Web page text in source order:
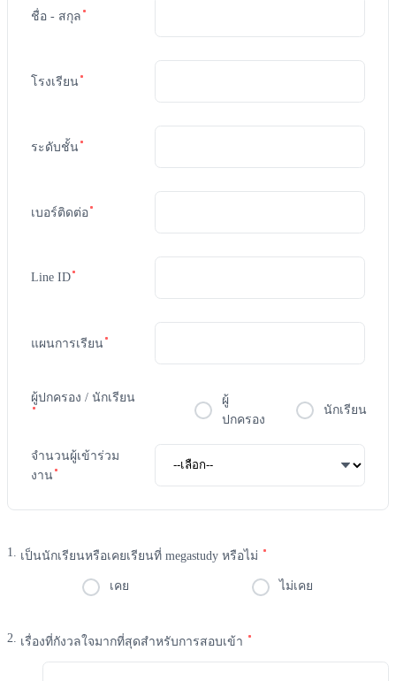
ชื่อ - สกุล
โรงเรียน
ระดับชั้น
เบอร์ติดต่อ
Line ID
แผนการเรียน
ผู้ปกครอง / นักเรียน
ผู้
ปกครอง
นักเรียน
จำนวนผู้เข้าร่วม
งาน
เป็นนักเรียนหรือเคยเรียนที่ megastudy หรือไม่
เคย ไม่เคย
เรื่องที่กังวลใจมากที่สุดสำหรับการสอบเข้า